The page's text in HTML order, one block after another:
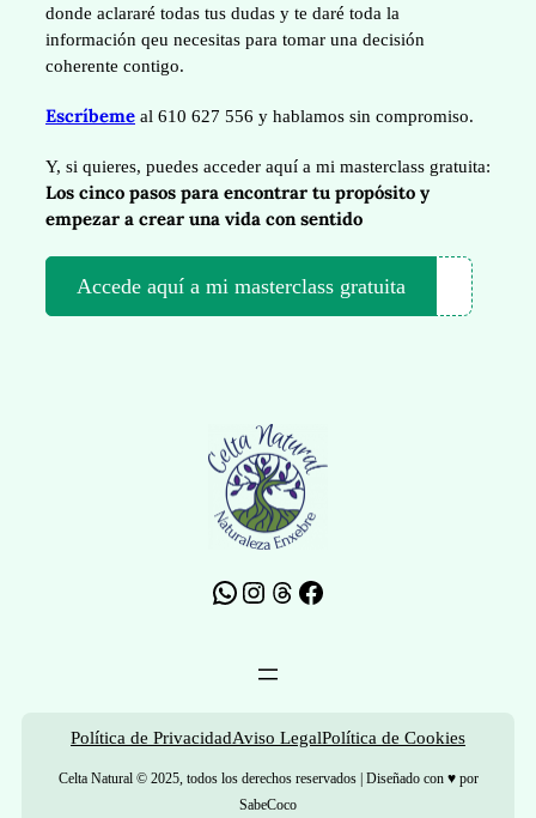
donde aclararé todas tus dudas y te daré toda la
información qeu necesitas para tomar una decisión
coherente contigo.
Escríbeme al 610 627 556 y hablamos sin compromiso.
Y, si quieres, puedes acceder aquí a mi masterclass gratuita:
Los cinco pasos para encontrar tu propósito y
empezar a crear una vida con sentido
Accede aquí a mi masterclass gratuita
WhatsApp Instagram Threads Facebook
Política de PrivacidadAviso LegalPolítica de Cookies
Celta Natural © 2025, todos los derechos reservados | Diseñado con ♥ por
SabeCoco